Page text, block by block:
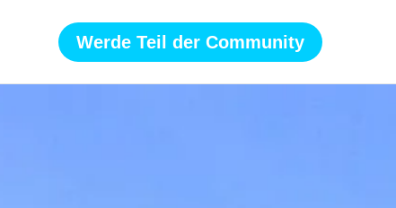
Werde Teil der Community